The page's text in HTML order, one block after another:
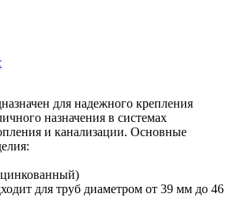
для надежного крепления
назначения в системах
и канализации. Основные
для труб диаметром от 39 мм до 46